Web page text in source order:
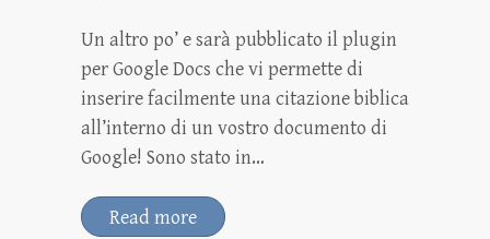
Un altro po’ e sarà pubblicato il plugin
per Google Docs che vi permette di
inserire facilmente una citazione biblica
all’interno di un vostro documento di
Google! Sono stato in…
Read more